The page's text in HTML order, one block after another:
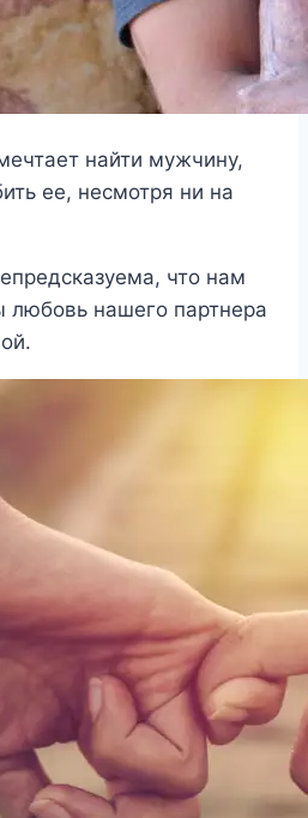
найти мужчину,
ее, несмотря ни на
что нам
любовь нашего партнера